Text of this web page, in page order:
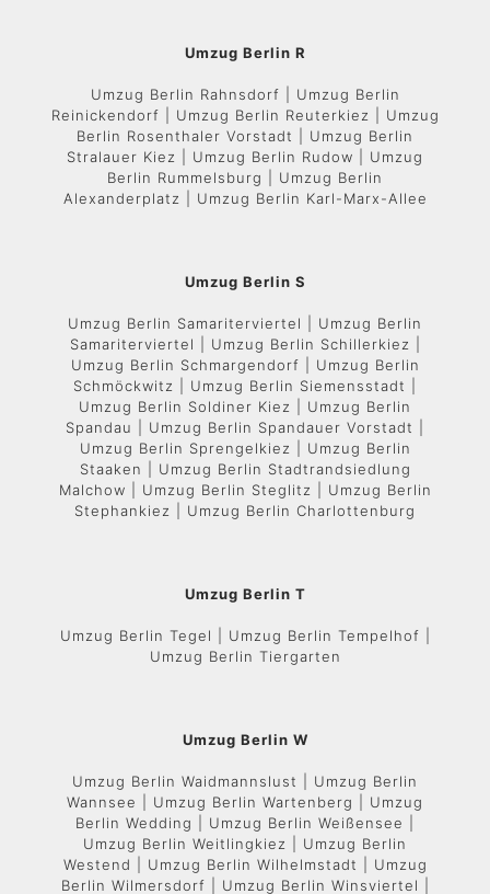
Umzug Berlin R
Umzug Berlin Rahnsdorf | Umzug Berlin
Reinickendorf | Umzug Berlin Reuterkiez | Umzug
Berlin Rosenthaler Vorstadt | Umzug Berlin
Stralauer Kiez | Umzug Berlin Rudow | Umzug
Berlin Rummelsburg | Umzug Berlin
Alexanderplatz | Umzug Berlin Karl-Marx-Allee
Umzug Berlin S
Umzug Berlin Samariterviertel | Umzug Berlin
Samariterviertel | Umzug Berlin Schillerkiez |
Umzug Berlin Schmargendorf | Umzug Berlin
Schmöckwitz | Umzug Berlin Siemensstadt |
Umzug Berlin Soldiner Kiez | Umzug Berlin
Spandau | Umzug Berlin Spandauer Vorstadt |
Umzug Berlin Sprengelkiez | Umzug Berlin
Staaken | Umzug Berlin Stadtrandsiedlung
Malchow | Umzug Berlin Steglitz | Umzug Berlin
Stephankiez | Umzug Berlin Charlottenburg
Umzug Berlin T
Umzug Berlin Tegel | Umzug Berlin Tempelhof |
Umzug Berlin Tiergarten
Umzug Berlin W
Umzug Berlin Waidmannslust | Umzug Berlin
Wannsee | Umzug Berlin Wartenberg | Umzug
Berlin Wedding | Umzug Berlin Weißensee |
Umzug Berlin Weitlingkiez | Umzug Berlin
Westend | Umzug Berlin Wilhelmstadt | Umzug
Berlin Wilmersdorf | Umzug Berlin Winsviertel |